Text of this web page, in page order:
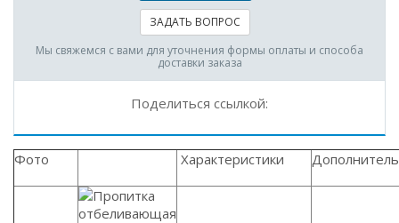
ЗАДАТЬ ВОПРОС
Мы свяжемся с вами для уточнения формы оплаты и способа
доставки заказа
Поделиться ссылкой:
Фото Характеристики